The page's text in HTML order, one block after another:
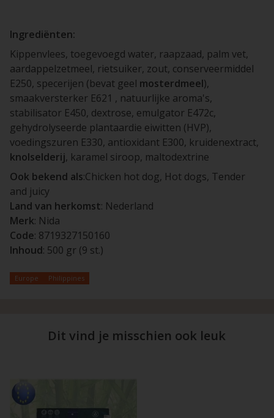
Ingrediënten:
Kippenvlees, toegevoegd water, raapzaad, palm vet,
aardappelzetmeel, rietsuiker, zout, conserveermiddel
E250, specerijen (bevat geel mosterdmeel),
smaakversterker E621 , natuurlijke aroma's,
stabilisator E450, dextrose, emulgator E472c,
gehydrolyseerde plantaardie eiwitten (HVP),
voedingszuren E330, antioxidant E300, kruidenextract,
knolselderij, karamel siroop, maltodextrine
Ook bekend als:Chicken hot dog, Hot dogs, Tender
and juicy
Land van herkomst: Nederland
Merk: Nida
Code: 8719327150160
Inhoud: 500 gr (9 st.)
Europe Philippines
Dit vind je misschien ook leuk